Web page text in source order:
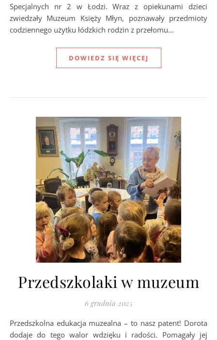
Specjalnych nr 2 w Łodzi. Wraz z opiekunami dzieci
zwiedzały Muzeum Księży Młyn, poznawały przedmioty
codziennego użytku łódzkich rodzin z przełomu…
DOWIEDZ SIĘ WIĘCEJ
Przedszkolaki w muzeum
6 grudnia 2025
Przedszkolna edukacja muzealna – to nasz patent! Dorota
dodaje do tego walor wdzięku i radości. Pomagały jej